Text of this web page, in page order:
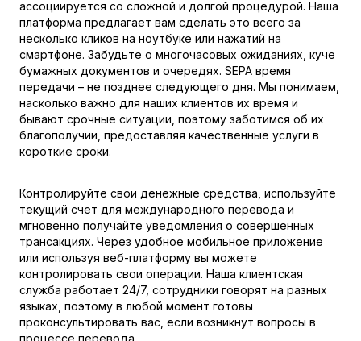
ассоциируется со сложной и долгой процедурой. Наша
платформа предлагает вам сделать это всего за
несколько кликов на ноутбуке или нажатий на
смартфоне. Забудьте о многочасовых ожиданиях, куче
бумажных документов и очередях. SEPA время
передачи – не позднее следующего дня. Мы понимаем,
насколько важно для наших клиентов их время и
бывают срочные ситуации, поэтому заботимся об их
благополучии, предоставляя качественные услуги в
короткие сроки.
Контролируйте свои денежные средства, используйте
текущий счет для международного перевода и
мгновенно получайте уведомления о совершенных
трансакциях. Через удобное мобильное приложение
или используя веб-платформу вы можете
контролировать свои операции. Наша клиентская
служба работает 24/7, сотрудники говорят на разных
языках, поэтому в любой момент готовы
проконсультировать вас, если возникнут вопросы в
процессе перевода.